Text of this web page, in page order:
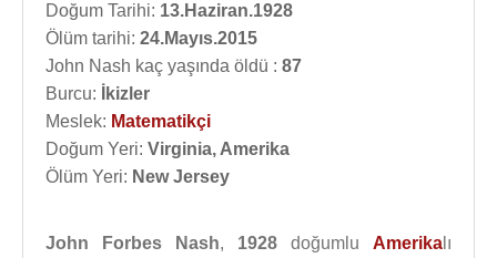
Doğum Tarihi: 13.Haziran.1928
Ölüm tarihi: 24.Mayıs.2015
John Nash kaç yaşında öldü : 87
Burcu:
İkizler
Meslek: Matematikçi
Doğum Yeri: Virginia, Amerika
Ölüm Yeri: New Jersey
John Forbes Nash, 1928 doğumlu Amerika lı